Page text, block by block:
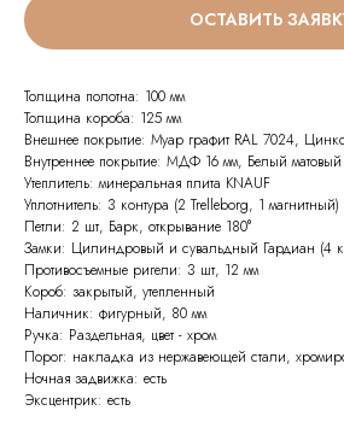
ОСТАВИТЬ
Толщина полотна: 100 мм
Толщина короба: 125 мм
Внешнее покрытие: Муар графит RAL 7024,
Внутреннее покрытие: МДФ 16 мм, Белый матовый
Утеплитель: минеральная плита KNAUF
Уплотнитель: 3 контура (2 Trelleborg, 1 магнитный)
Петли: 2 шт, Барк, открывание 180°
Замки: Цилиндровый и сувальдный Гардиан (4
Противосъемные ригели: 3 шт, 12 мм
Короб: закрытый, утепленный
Наличник: фигурный, 80 мм
Ручка: Раздельная, цвет - хром
Порог: накладка из нержавеющей стали,
Ночная задвижка: есть
Эксцентрик: есть